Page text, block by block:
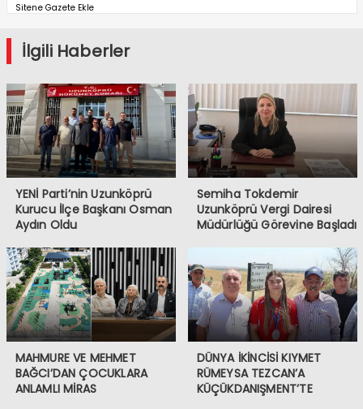
Sitene Gazete Ekle
İlgili Haberler
YENİ Parti’nin Uzunköprü
Kurucu İlçe Başkanı Osman
Aydın Oldu
Semiha Tokdemir
Uzunköprü Vergi Dairesi
Müdürlüğü Görevine Başladı
MAHMURE VE MEHMET
BAĞCI’DAN ÇOCUKLARA
ANLAMLI MİRAS
DÜNYA İKİNCİSİ KIYMET
RÜMEYSA TEZCAN’A
KÜÇÜKDANIŞMENT’TE